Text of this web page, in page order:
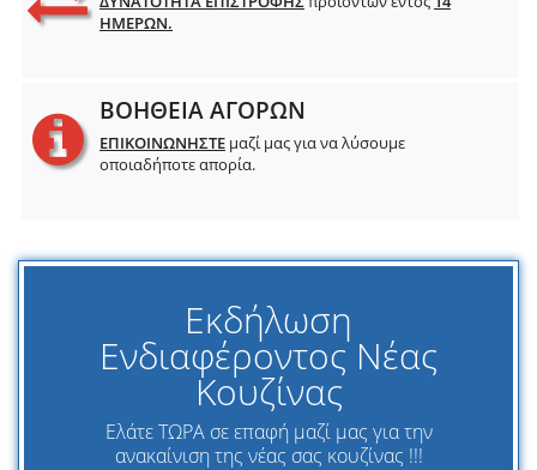
ΗΜΕΡΩΝ.
ΒΟΗΘΕΙΑ ΑΓΟΡΩΝ
ΕΠΙΚΟΙΝΩΝΗΣΤΕ μαζί μας για να λύσουμε
οποιαδήποτε απορία.
Εκδήλωση
Ενδιαφέροντος Νέας
Κουζίνας
Ελάτε ΤΩΡΑ σε επαφή μαζί μας για την
ανακαίνιση της νέας σας κουζίνας !!!